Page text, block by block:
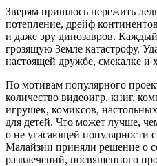
Зверям пришлось пережить
потепление, дрейф
и даже эру динозавров.
грозящую Земле катастрофу.
настоящей дружбе, смекалке и
По мотивам популярного
количество видеоигр, книг,
игрушек, комиксов,
для детей. Что может лучше,
о не угасающей популярности
Малайзии приняли решение о
развлечений, посвященного